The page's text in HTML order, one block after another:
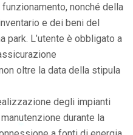
nonché della
e dei beni del
park. L’utente è obbligato a
oltre la data della stipula
degli impianti
durante la
*
*